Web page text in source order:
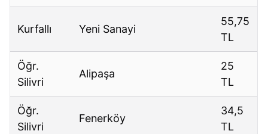
Kurfallı Yeni Sanayi
55,75
TL
Öğr.
Silivri
Alipaşa
25
TL
Öğr.
Silivri
Fenerköy
34,5
TL